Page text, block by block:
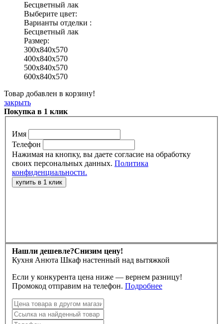
Бесцветный лак
Выберите цвет:
Варианты отделки :
Бесцветный лак
Размер:
300x840x570
400x840x570
500x840x570
600x840x570
Товар добавлен в корзину!
закрыть
Покупка в 1 клик
Имя
Телефон
Нажимая на кнопку, вы даете согласие на обработку
своих персональных данных. Политика
конфиденциальности.
Нашли дешевле?Снизим цену!
Кухня Анюта Шкаф настенный над вытяжкой
Если у конкурента цена ниже — вернем разницу!
Промокод отправим на телефон. Подробнее